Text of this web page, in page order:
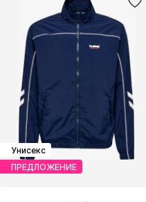
Унисекс
ПРЕДЛОЖЕНИЕ